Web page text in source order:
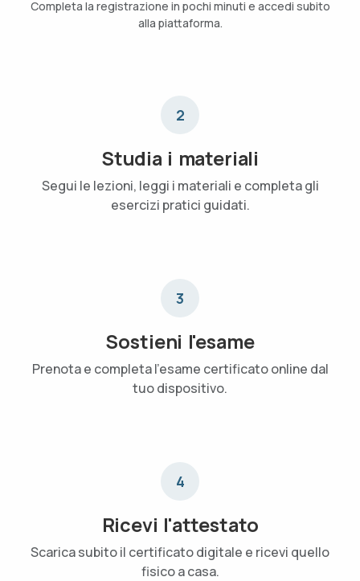
Completa la registrazione in pochi minuti e accedi subito
alla piattaforma.
2
Studia i materiali
Segui le lezioni, leggi i materiali e completa gli
esercizi pratici guidati.
3
Sostieni l'esame
Prenota e completa l'esame certificato online dal
tuo dispositivo.
4
Ricevi l'attestato
Scarica subito il certificato digitale e ricevi quello
fisico a casa.